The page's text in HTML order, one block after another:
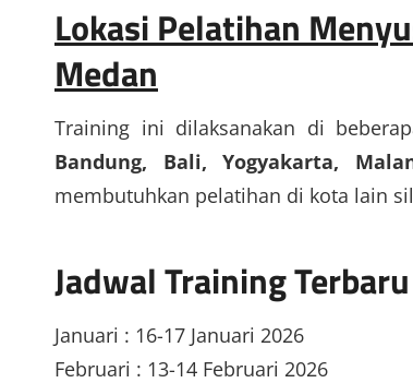
Lokasi Pelatihan
Medan
Training ini dilaksanakan di
Bandung, Bali, Yogyakarta,
membutuhkan pelatihan di kota lain
Jadwal Training
Januari : 16-17 Januari 2026
Februari : 13-14 Februari 2026